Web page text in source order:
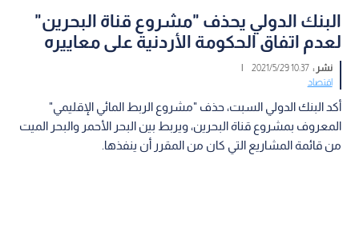
البنك الدولي يحذف "مشروع قناة البحرين"
لعدم اتفاق الحكومة الأردنية على معاييره
نشر :10:37 2021/5/29
|
اقتصاد
أكد البنك الدولي السبت، حذف "مشروع الربط المائي الإقليمي"
المعروف بمشروع قناة البحرين، ويربط بين البحر الأحمر والبحر الميت
من قائمة المشاريع التي كان من المقرر أن ينفذها.